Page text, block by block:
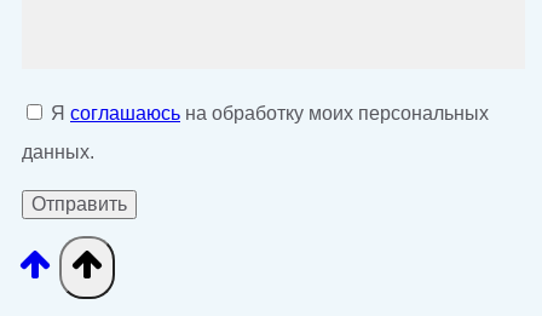
Я соглашаюсь на обработку моих персональных
данных.